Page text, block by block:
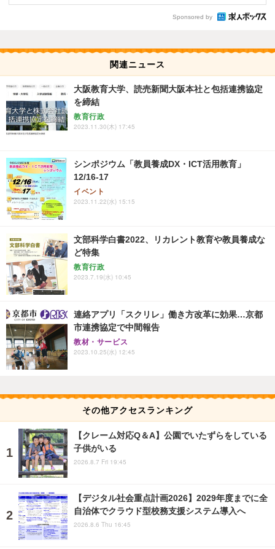
Sponsored by
関連ニュース
大阪教育大学、読売新聞大阪本社と包括連携協定
を締結
教育行政
2023.11.30(木) 17:45
シンポジウム「教員養成DX・ICT活用教育」
12/16-17
イベント
2023.11.22(水) 15:15
文部科学白書2022、リカレント教育や教員養成な
ど特集
教育行政
2023.7.19(水) 10:45
連絡アプリ「スクリレ」働き方改革に効果…京都
市連携協定で中間報告
教材・サービス
2023.10.25(水) 12:45
その他アクセスランキング
【クレーム対応Q＆A】公園でいたずらをしている
子供がいる
2026.8.7 Fri 19:45
【デジタル社会重点計画2026】2029年度までに全
自治体でクラウド型校務支援システム導入へ
2026.8.6 Thu 16:45